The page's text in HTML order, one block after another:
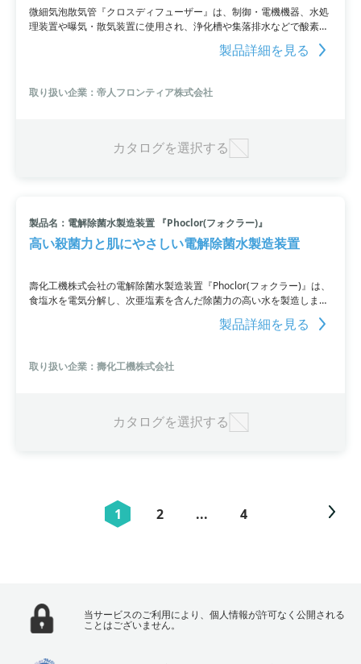
微細気泡散気管『クロスディフューザー』は、制御・電機機器、水処
理装置や曝気・散気装置に使用され、浄化槽や集落排水などで酸素溶
存効率を向上させます。特殊ポリウレタン繊維を用いた織目から大量
の微細気泡を発生させ、停止時には織目が塞がり汚泥の侵入を防止。
製品詳細を見る
取り扱い企業：帝人フロンティア株式会社
カタログを選択する
製品名：電解除菌水製造装置 『Phoclor(フォクラー)』
高い殺菌力と肌にやさしい電解除菌水製造装置
壽化工機株式会社の電解除菌水製造装置『Phoclor(フォクラー)』は、
食塩水を電気分解し、次亜塩素を含んだ除菌力の高い水を製造しま
す。通常の次亜塩素酸ソーダと比べ、非常に優れた除菌力を発揮。ま
た、ｐH中性で製造されるため、肌に負担が少ないうえに、環境にも
製品詳細を見る
取り扱い企業：壽化工機株式会社
カタログを選択する
1 2 ... 4
当サービスのご利用により、個人情報が許可なく公開される
ことはございません。